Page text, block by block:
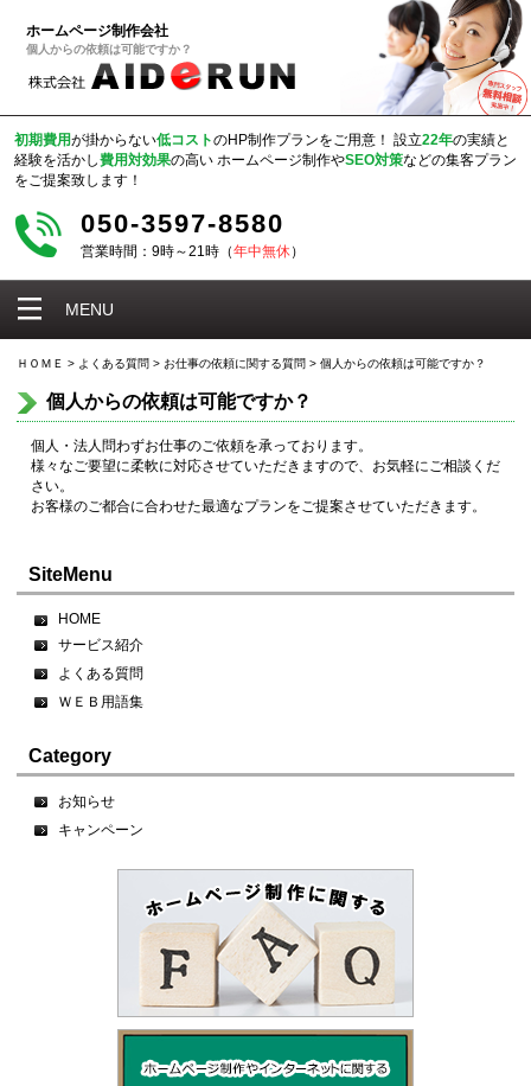
ホームページ制作会社
個人からの依頼は可能ですか？
初期費用が掛からない低コストのHP制作プランをご用意！ 設立22年の実績と
経験を活かし費用対効果の高い ホームページ制作やSEO対策などの集客プラン
をご提案致します！
050-3597-8580
営業時間：9時～21時（年中無休）
MENU
ＨＯＭＥ > よくある質問 > お仕事の依頼に関する質問 > 個人からの依頼は可能ですか？
個人からの依頼は可能ですか？
個人・法人問わずお仕事のご依頼を承っております。
様々なご要望に柔軟に対応させていただきますので、お気軽にご相談くだ
さい。
お客様のご都合に合わせた最適なプランをご提案させていただきます。
SiteMenu
HOME
サービス紹介
よくある質問
ＷＥＢ用語集
Category
お知らせ
キャンペーン